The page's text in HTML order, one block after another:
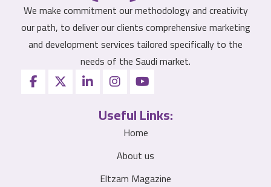
We make commitment our methodology and creativity
our path, to deliver our clients comprehensive marketing
and development services tailored specifically to the
needs of the Saudi market.
Useful Links:
Home
About us
Eltzam Magazine